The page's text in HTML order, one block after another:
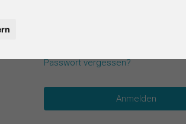
Passwort vergessen?